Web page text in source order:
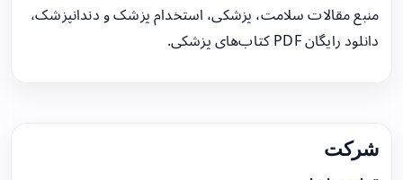
منبع مقالات سلامت، پزشکی، استخدام پزشک و دندانپزشک،
دانلود رایگان PDF کتاب‌های پزشکی.
شرکت